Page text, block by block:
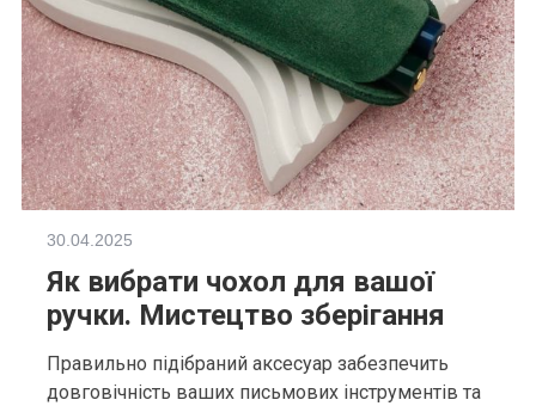
30.04.2025
Як вибрати чохол для вашої
ручки. Мистецтво зберігання
Правильно підібраний аксесуар забезпечить
довговічність ваших письмових інструментів та